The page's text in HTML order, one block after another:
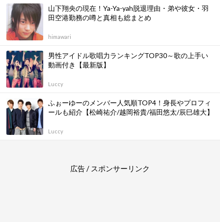
山下翔央の現在！Ya-Ya-yah脱退理由・弟や彼女・羽
田空港勤務の噂と真相も総まとめ
himawari
男性アイドル歌唱力ランキングTOP30～歌の上手い
動画付き【最新版】
Luccy
ふぉーゆーのメンバー人気順TOP4！身長やプロフィ
ールも紹介【松崎祐介/越岡裕貴/福田悠太/辰巳雄大】
Luccy
広告 / スポンサーリンク